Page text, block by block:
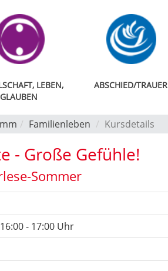
LEBEN,
GLAUBEN
ABSCHIED/TRAUER
Familienleben Kursdetails
- Große Gefühle!
Sommer
- 17:00 Uhr